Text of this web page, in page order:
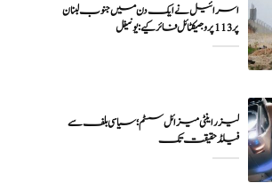
اسرائیل نے ایک دن میں جنوب لبنان
پر 113 پروجیکٹائل فائر کیے: یونیفل
لیزر اینٹی میزائل سسٹم؛ سیاسی بلف سے
فیلڈ حقیقت تک